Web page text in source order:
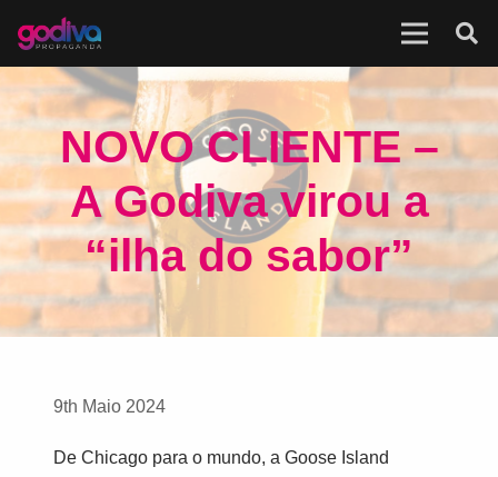
NOVO CLIENTE –
A Godiva virou a
“ilha do sabor”
9th Maio 2024
De Chicago para o mundo, a Goose Island